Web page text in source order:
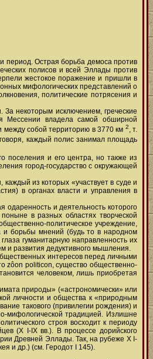
период. Острая борьба демоса против
полисов и всей Эллады против
жестокое поражение и пришли в
мифологических представлений о
политические потрясения и
За некоторым исключением, греческие
Мессении владела самой обширной
между собой территорию в 3770 км 2, т.
каждый полис занимал площадь
поселения и его центра, но также из
город-государство с окружающей
из которых «участвует в суде и
в органах власти и управления в
и деятельность которого
в разных областях творческой
политическое учреждение,
и борьбы мнений (будь то в народном
гуманитарную направленность их
и развития дедуктивного мышления.
интересов перед личными
zôon politicon, существо общественно-
человеком, лишь приобретая
природы» («астрономически» или
личности и общества к «природным
такового (привилегии рождения) и
мифологической традицией. Излишне
строя восходит к периоду
(X I-IX вв.). В процессе дорийского
Древней Эллады. Так, на рубеже X I-
и др.) (см. Геродот I 145).